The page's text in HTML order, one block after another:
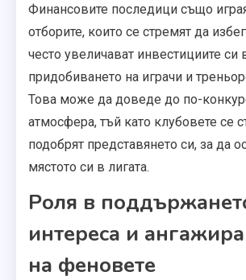
Финансовите последици също
отборите, които се стремят да
често увеличават инвестициите си
придобиването на играчи и
Това може да доведе до по-
атмосфера, тъй като клубовете се
подобрят представянето си, за да
мястото си в лигата.
Роля в
интереса и
на феновете